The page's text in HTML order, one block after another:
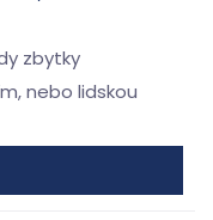
zbytky
nebo lidskou